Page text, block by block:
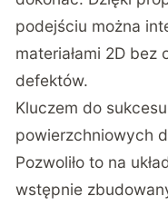
podejściu można
materiałami 2D
defektów.
Kluczem do
powierzchniowych
Pozwoliło to na
wstępnie